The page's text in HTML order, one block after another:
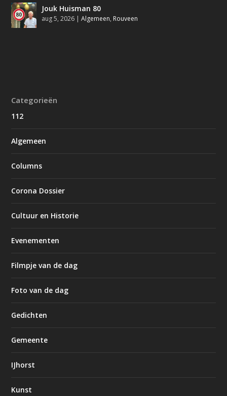
Jouk Huisman 80
aug 5, 2026 |Algemeen, Rouveen
Categorieën
112
Algemeen
Columns
Corona Dossier
Cultuur en Historie
Evenementen
Filmpje van de dag
Foto van de dag
Gedichten
Gemeente
IJhorst
Kunst